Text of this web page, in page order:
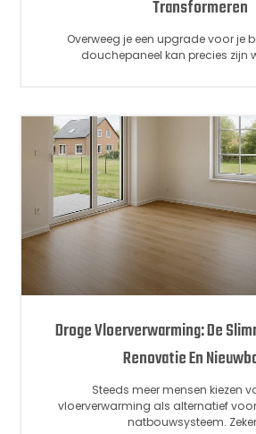
Transformeren
Overweeg je een upgrade voor je
douchepaneel kan precies zijn
Droge Vloerverwarming: De
Renovatie En
Steeds meer mensen kiezen
vloerverwarming als alternatief
natbouwsysteem.